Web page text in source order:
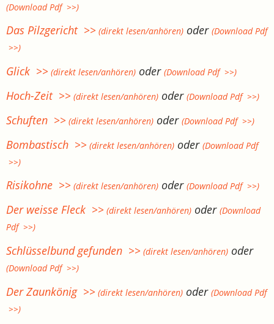
(Download Pdf >>)
Das Pilzgericht >> (direkt lesen/anhören) oder(Download Pdf
>>)
Glick >> (direkt lesen/anhören) oder(Download Pdf >>)
Hoch-Zeit >> (direkt lesen/anhören) oder(Download Pdf >>)
Schuften >> (direkt lesen/anhören) oder(Download Pdf >>)
Bombastisch >> (direkt lesen/anhören) oder(Download Pdf
>>)
Risikohne >> (direkt lesen/anhören) oder(Download Pdf >>)
Der weisse Fleck >> (direkt lesen/anhören) oder(Download
Pdf >>)
Schlüsselbund gefunden >> (direkt lesen/anhören) oder
(Download Pdf >>)
Der Zaunkönig >> (direkt lesen/anhören) oder(Download Pdf
>>)